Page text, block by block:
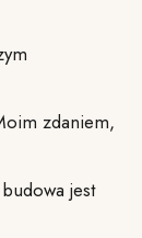
zdaniem,
jest